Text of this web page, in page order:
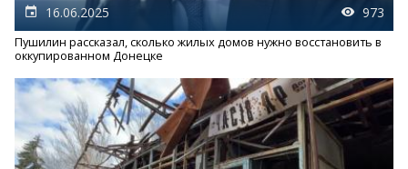
16.06.2025 973
Пушилин рассказал, сколько жилых домов нужно восстановить в
оккупированном Донецке